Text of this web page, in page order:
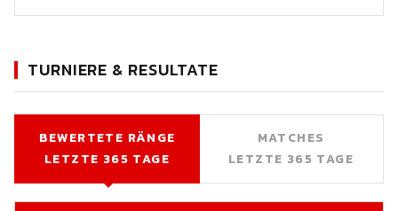
TURNIERE & RESULTATE
BEWERTETE RÄNGE
LETZTE 365 TAGE
MATCHES
LETZTE 365 TAGE